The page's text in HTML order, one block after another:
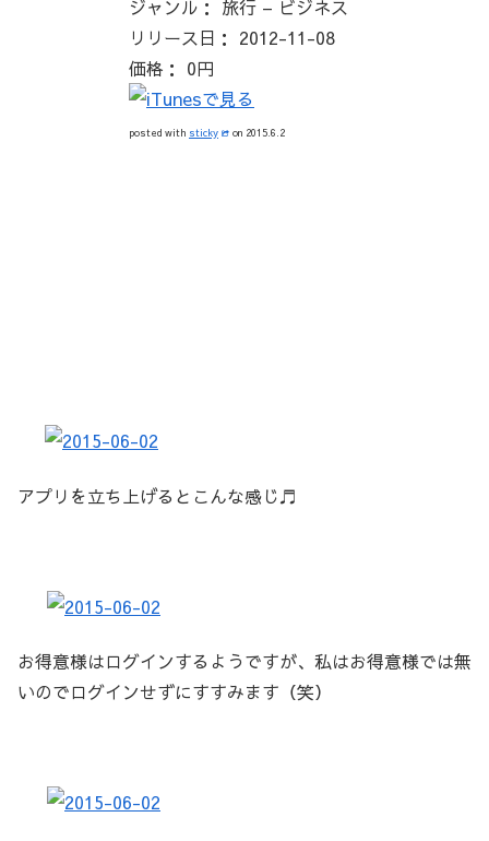
ジャンル： 旅行 – ビジネス
リリース日： 2012-11-08
価格： 0円
posted with sticky on 2015.6.2
アプリを立ち上げるとこんな感じ♬
お得意様はログインするようですが、私はお得意様では無
いのでログインせずにすすみます（笑）